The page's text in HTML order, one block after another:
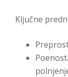
Ključne